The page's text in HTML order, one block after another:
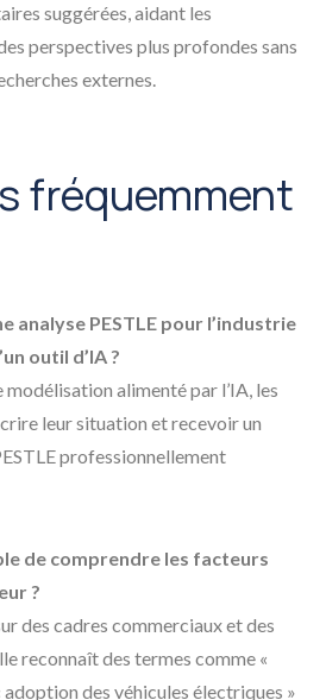
suggérées, aidant les
perspectives plus profondes sans
externes.
fréquemment
analyse PESTLE pour l’industrie
outil d’IA ?
modélisation alimenté par l’IA, les
leur situation et recevoir un
professionnellement
de comprendre les facteurs
?
des cadres commerciaux et des
reconnaît des termes comme «
adoption des véhicules électriques »